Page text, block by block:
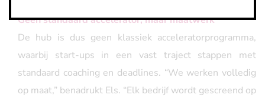
Geen standaard accelerator, maar maatwerk
De hub is dus geen klassiek acceleratorprogramma,
waarbij start-ups in een vast traject stappen met
standaard coaching en deadlines. “We werken volledig
op maat,” benadrukt Els. “Elk bedrijf wordt gescreend op